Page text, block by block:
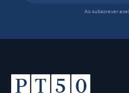
Ao subscrever